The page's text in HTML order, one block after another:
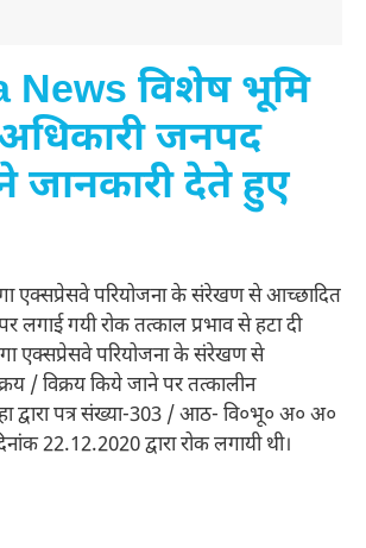
News विशेष भूमि
जनपद
जानकारी देते हुए
एक्सप्रेसवे परियोजना के संरेखण से आच्छादित
लगाई गयी रोक तत्काल प्रभाव से हटा दी
एक्सप्रेसवे परियोजना के संरेखण से
/ विक्रय किये जाने पर तत्कालीन
द्वारा पत्र संख्या-303 / आठ- वि०भू० अ० अ०
22.12.2020 द्वारा रोक लगायी थी।